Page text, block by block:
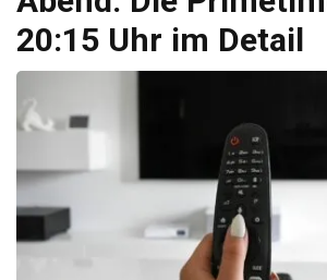
20:15 Uhr im Detail